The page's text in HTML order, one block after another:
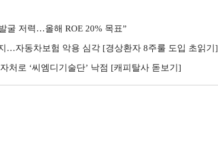
굴 저력…올해 ROE 20% 목표”
…자동차보험 악용 심각 [경상환자 8주룰 도입 초읽기]
처로 ‘씨엠디기술단’ 낙점 [캐피탈사 돋보기]